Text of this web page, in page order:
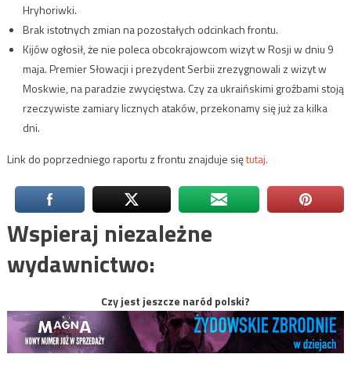
Hryhoriwki.
Brak istotnych zmian na pozostałych odcinkach frontu.
Kijów ogłosił, że nie poleca obcokrajowcom wizyt w Rosji w dniu 9
maja. Premier Słowacji i prezydent Serbii zrezygnowali z wizyt w
Moskwie, na paradzie zwycięstwa. Czy za ukraińskimi groźbami stoją
rzeczywiste zamiary licznych ataków, przekonamy się już za kilka
dni.
Link do poprzedniego raportu z frontu znajduje siętutaj.
Wspieraj niezależne
wydawnictwo:
Czy jest jeszcze naród polski?